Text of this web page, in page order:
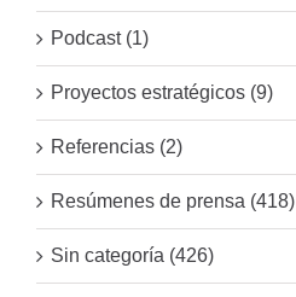
Podcast (1)
Proyectos estratégicos (9)
Referencias (2)
Resúmenes de prensa (418)
Sin categoría (426)